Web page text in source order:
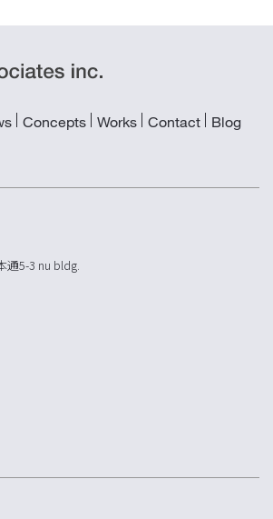
Concepts Works Contact Blog
通5-3 nu bldg.